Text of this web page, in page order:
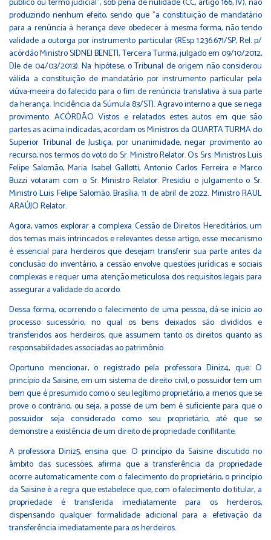
produzindo nenhum efeito, sendo que "a constituição de mandatário
para a renúncia à herança deve obedecer à mesma forma, não tendo
validade a outorga por instrumento particular (REsp 1.236.671/SP, Rel. p/
acórdão Ministro SIDNEI BENETI, Terceira Turma, julgado em 09/10/2012,
DJe de 04/03/2013). Na hipótese, o Tribunal de origem não considerou
válida a constituição de mandatário por instrumento particular pela
viúva-meeira do falecido para o fim de renúncia translativa à sua parte
da herança. Incidência da Súmula 83/STJ. Agravo interno a que se nega
provimento. ACÓRDÃO Vistos e relatados estes autos em que são
partes as acima indicadas, acordam os Ministros da QUARTA TURMA do
Superior Tribunal de Justiça, por unanimidade, negar provimento ao
recurso, nos termos do voto do Sr. Ministro Relator. Os Srs. Ministros Luis
Felipe Salomão, Maria Isabel Gallotti, Antonio Carlos Ferreira e Marco
Buzzi votaram com o Sr. Ministro Relator. Presidiu o julgamento o Sr.
Ministro Luis Felipe Salomão. Brasília, 11 de abril de 2022. Ministro RAUL
ARAÚJO Relator.
Agora, vamos explorar a complexa Cessão de Direitos Hereditários, um
dos temas mais intrincados e relevantes desse artigo, esse mecanismo
é essencial para herdeiros que desejam transferir sua parte antes da
conclusão do inventário, a cessão envolve questões jurídicas e sociais
complexas e requer uma atenção meticulosa dos requisitos legais para
assegurar a validade do acordo.
Dessa forma, ocorrendo o falecimento de uma pessoa, dá-se início ao
processo sucessório, no qual os bens deixados são divididos e
transferidos aos herdeiros, que assumem tanto os direitos quanto as
responsabilidades associadas ao patrimônio.
Oportuno mencionar, o registrado pela professora Diniz4, que: O
princípio da Saisine, em um sistema de direito civil, o possuidor tem um
bem que é presumido como o seu legítimo proprietário, a menos que se
prove o contrário, ou seja, a posse de um bem é suficiente para que o
possuidor seja considerado como seu proprietário, até que se
demonstre a existência de um direito de propriedade conflitante.
A professora Diniz5, ensina que: O princípio da Saisine discutido no
âmbito das sucessões, afirma que a transferência da propriedade
ocorre automaticamente com o falecimento do proprietário, o princípio
da Saisine é a regra que estabelece que, com o falecimento do titular, a
propriedade é transferida imediatamente para os herdeiros,
dispensando qualquer formalidade adicional para a efetivação da
transferência imediatamente para os herdeiros.